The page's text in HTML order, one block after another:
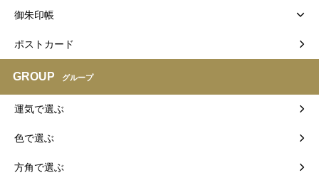
御朱印帳
ポストカード
GROUP グループ
運気で選ぶ
色で選ぶ
方角で選ぶ